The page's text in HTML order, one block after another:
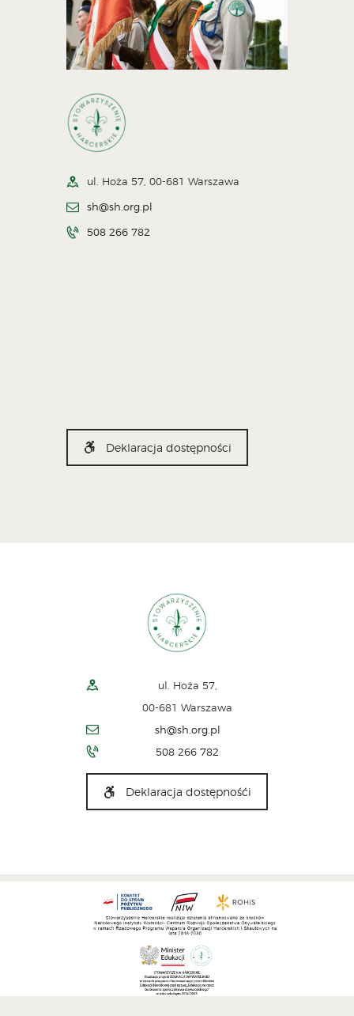
ul. Hoża 57, 00-681 Warszawa
sh@sh.org.pl
508 266 782
Deklaracja dostępności
ul. Hoża 57,
00-681 Warszawa
sh@sh.org.pl
508 266 782
Deklaracja dostępnośći